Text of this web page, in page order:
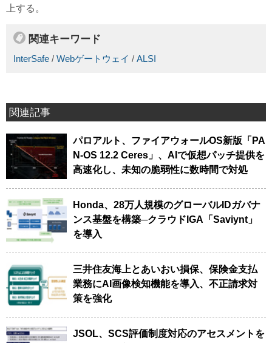
上する。
関連キーワード
InterSafe / Webゲートウェイ / ALSI
関連記事
パロアルト、ファイアウォールOS新版「PA
N-OS 12.2 Ceres」、AIで仮想パッチ提供を
高速化し、未知の脆弱性に数時間で対処
Honda、28万人規模のグローバルIDガバナ
ンス基盤を構築─クラウドIGA「Saviynt」
を導入
三井住友海上とあいおい損保、保険金支払
業務にAI画像検知機能を導入、不正請求対
策を強化
JSOL、SCS評価制度対応のアセスメントを